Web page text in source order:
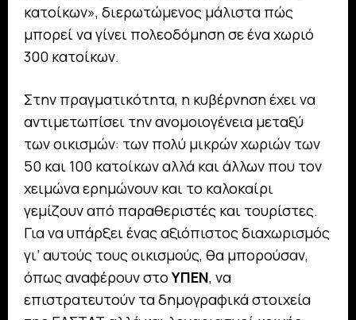
κατοίκων», διερωτώμενος μάλιστα πώς
μπορεί να γίνει πολεοδόμηση σε ένα χωριό
300 κατοίκων.
Στην πραγματικότητα, η κυβέρνηση έχει να
αντιμετωπίσει την ανομοιογένεια μεταξύ
των οικισμών: των πολύ μικρών χωριών των
50 και 100 κατοίκων αλλά και άλλων που τον
χειμώνα ερημώνουν και το καλοκαίρι
γεμίζουν από παραθεριστές και τουρίστες.
Για να υπάρξει ένας αξιόπιστος διαχωρισμός
γι’ αυτούς τους οικισμούς, θα μπορούσαν,
όπως αναφέρουν στοΥΠΕΝ, να
επιστρατευτούν τα δημογραφικά στοιχεία